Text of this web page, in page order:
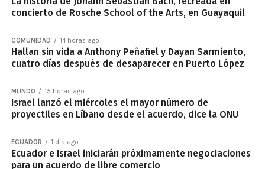
concierto de Rosche School of the Arts, en Guayaquil
COMUNIDAD 14 horas ago
Hallan sin vida a Anthony Peñafiel y Dayan Sarmiento,
cuatro días después de desaparecer en Puerto López
MUNDO 15 horas ago
Israel lanzó el miércoles el mayor número de
proyectiles en Líbano desde el acuerdo, dice la ONU
ECUADOR 1 día ago
Ecuador e Israel iniciarán próximamente negociaciones
para un acuerdo de libre comercio